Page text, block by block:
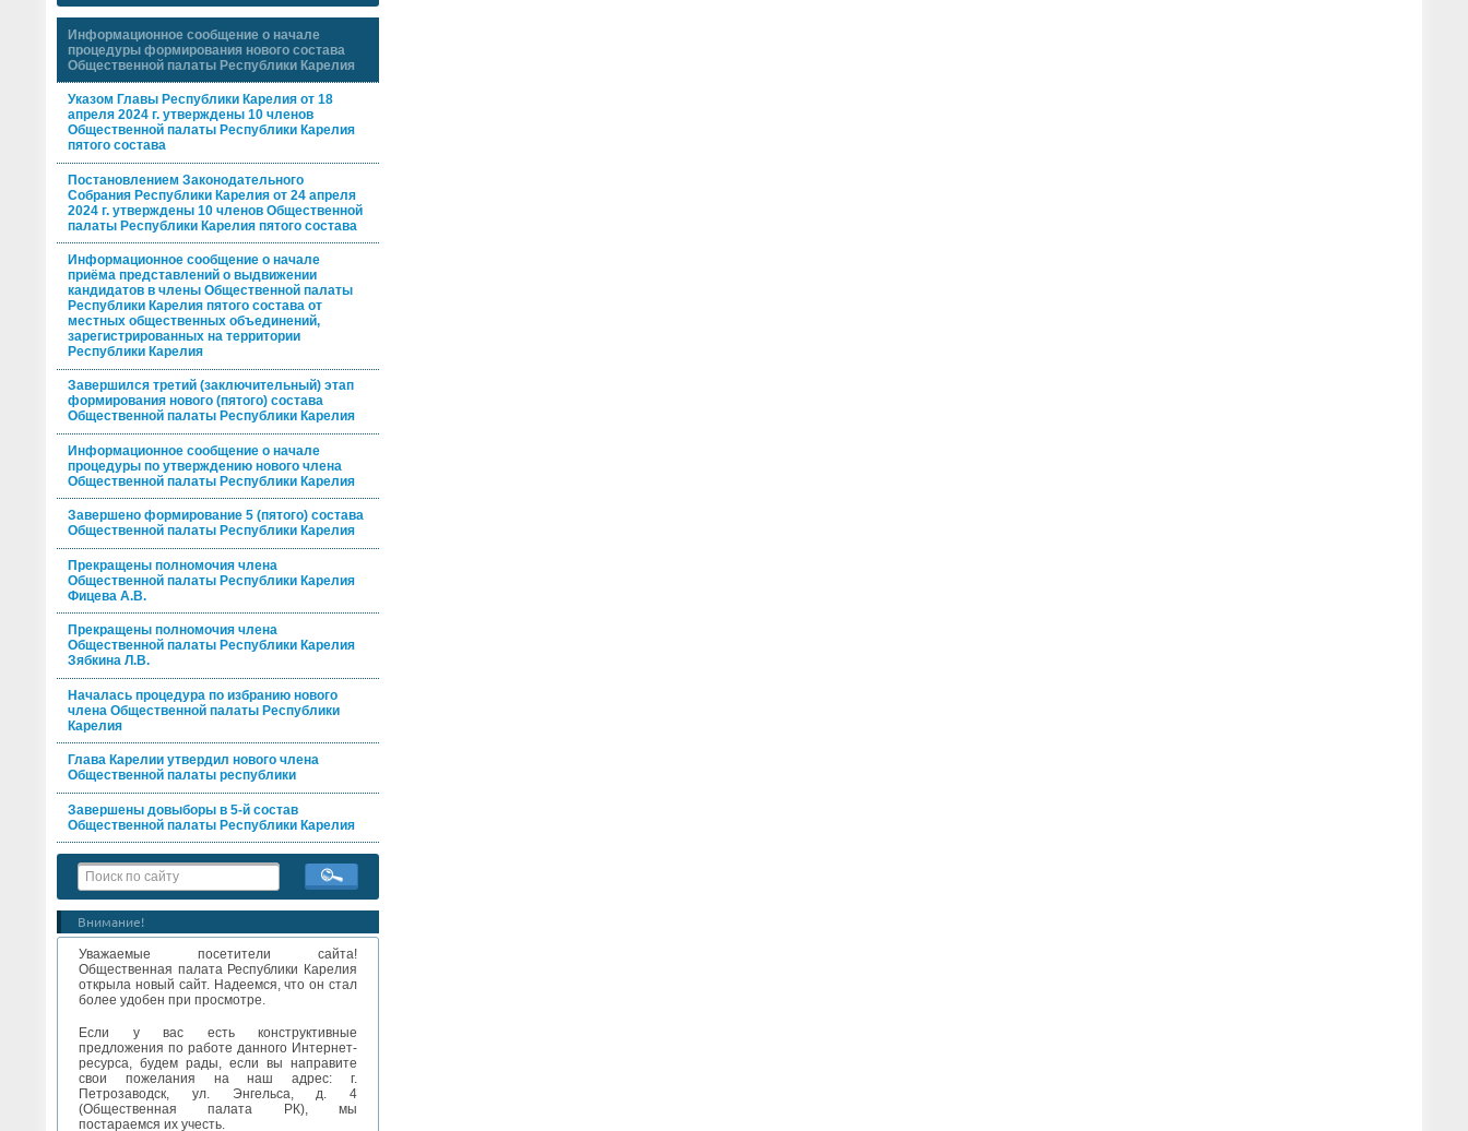
Информационное сообщение о начале
процедуры формирования нового состава
Общественной палаты Республики Карелия
Указом Главы Республики Карелия от 18
апреля 2024 г. утверждены 10 членов
Общественной палаты Республики Карелия
пятого состава
Постановлением Законодательного
Собрания Республики Карелия от 24 апреля
2024 г. утверждены 10 членов Общественной
палаты Республики Карелия пятого состава
Информационное сообщение о начале
приёма представлений о выдвижении
кандидатов в члены Общественной палаты
Республики Карелия пятого состава от
местных общественных объединений,
зарегистрированных на территории
Республики Карелия
Завершился третий (заключительный) этап
формирования нового (пятого) состава
Общественной палаты Республики Карелия
Информационное сообщение о начале
процедуры по утверждению нового члена
Общественной палаты Республики Карелия
Завершено формирование 5 (пятого) состава
Общественной палаты Республики Карелия
Прекращены полномочия члена
Общественной палаты Республики Карелия
Фицева А.В.
Прекращены полномочия члена
Общественной палаты Республики Карелия
Зябкина Л.В.
Началась процедура по избранию нового
члена Общественной палаты Республики
Карелия
Глава Карелии утвердил нового члена
Общественной палаты республики
Завершены довыборы в 5-й состав
Общественной палаты Республики Карелия
Внимание!
Уважаемые посетители сайта!
Общественная палата Республики Карелия
открыла новый сайт. Надеемся, что он стал
более удобен при просмотре.
Если у вас есть конструктивные
предложения по работе данного Интернет-
ресурса, будем рады, если вы направите
свои пожелания на наш адрес: г.
Петрозаводск, ул. Энгельса, д. 4
(Общественная палата РК), мы
постараемся их учесть.